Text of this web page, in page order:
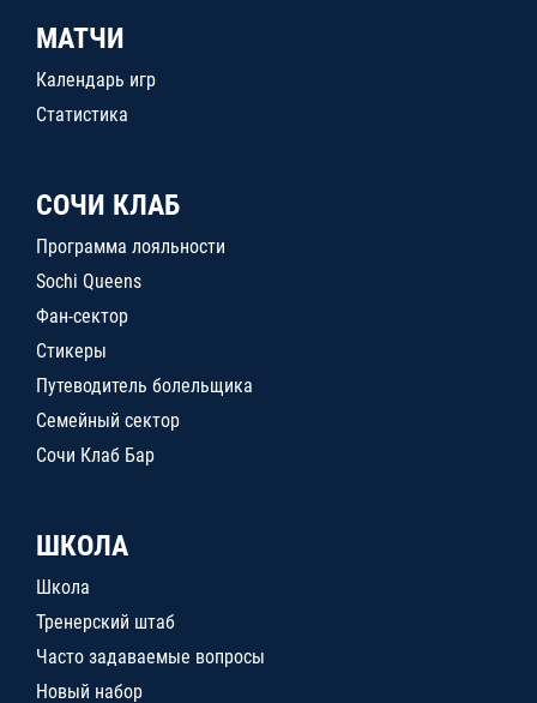
МАТЧИ
Календарь игр
Статистика
СОЧИ КЛАБ
Программа лояльности
Sochi Queens
Фан-сектор
Стикеры
Путеводитель болельщика
Семейный сектор
Сочи Клаб Бар
ШКОЛА
Школа
Тренерский штаб
Часто задаваемые вопросы
Новый набор